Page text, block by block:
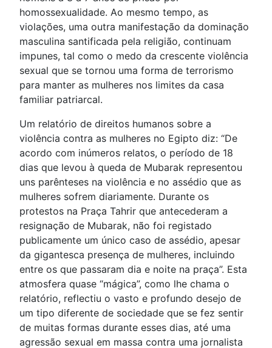
homossexualidade. Ao mesmo tempo, as
violações, uma outra manifestação da dominação
masculina santificada pela religião, continuam
impunes, tal como o medo da crescente violência
sexual que se tornou uma forma de terrorismo
para manter as mulheres nos limites da casa
familiar patriarcal.
Um relatório de direitos humanos sobre a
violência contra as mulheres no Egipto diz: “De
acordo com inúmeros relatos, o período de 18
dias que levou à queda de Mubarak representou
uns parênteses na violência e no assédio que as
mulheres sofrem diariamente. Durante os
protestos na Praça Tahrir que antecederam a
resignação de Mubarak, não foi registado
publicamente um único caso de assédio, apesar
da gigantesca presença de mulheres, incluindo
entre os que passaram dia e noite na praça”. Esta
atmosfera quase “mágica”, como lhe chama o
relatório, reflectiu o vasto e profundo desejo de
um tipo diferente de sociedade que se fez sentir
de muitas formas durante esses dias, até uma
agressão sexual em massa contra uma jornalista